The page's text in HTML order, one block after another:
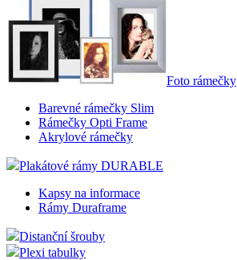
Foto rámečky
Barevné rámečky Slim
Rámečky Opti Frame
Akrylové rámečky
Plakátové rámy DURABLE
Kapsy na informace
Rámy Duraframe
Distanční šrouby
Plexi tabulky